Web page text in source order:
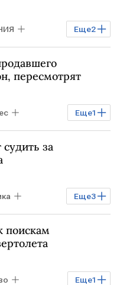
Еще2
пересмотрят
Еще1
за
Еще3
поискам
Еще1